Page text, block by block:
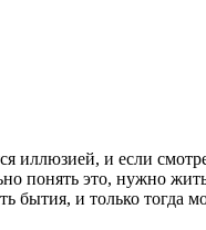
иллюзией, и если
понять это, нужно
и только тогда